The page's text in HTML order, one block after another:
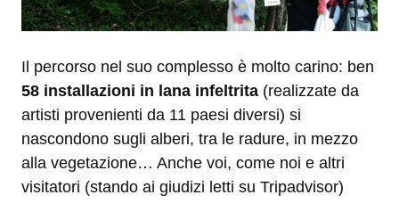
Il percorso nel suo complesso è molto carino: ben
58 installazioni in lana infeltrita (realizzate da
artisti provenienti da 11 paesi diversi) si
nascondono sugli alberi, tra le radure, in mezzo
alla vegetazione… Anche voi, come noi e altri
visitatori (stando ai giudizi letti su Tripadvisor)